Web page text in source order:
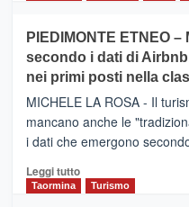
CATANIA
–
Inaugurato
il
nuovo
collegamento
tra
e
Zanzibar
PIEDIMONTE ETNEO
secondo i dati di
nei primi posti nella
MICHELE LA ROSA - Il
mancano anche le
i dati che emergono
Leggi tuttoLeggi
Taormina Turismo